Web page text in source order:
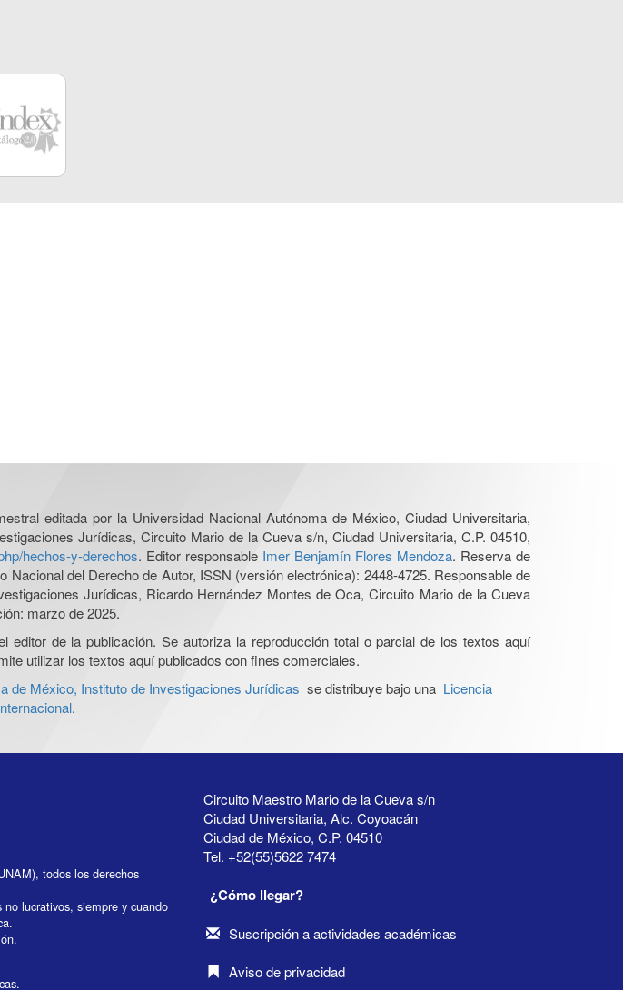
editada por la Universidad Nacional Autónoma de México, Ciudad Universitaria,
Jurídicas, Circuito Mario de la Cueva s/n, Ciudad Universitaria, C.P. 04510,
hechos-y-derechos. Editor responsable Imer Benjamín Flores Mendoza. Reserva de
del Derecho de Autor, ISSN (versión electrónica): 2448-4725. Responsable de
Jurídicas, Ricardo Hernández Montes de Oca, Circuito Mario de la Cueva
marzo de 2025.
de la publicación. Se autoriza la reproducción total o parcial de los textos aquí
utilizar los textos aquí publicados con fines comerciales.
de México, Instituto de Investigaciones Jurídicas se distribuye bajo una Licencia
.
todos los derechos
lucrativos, siempre y cuando
Circuito Maestro Mario de la Cueva s/n
Ciudad Universitaria, Alc. Coyoacán
Ciudad de México, C.P. 04510
Tel. +52(55)5622 7474
¿Cómo llegar?
Suscripción a actividades académicas
Aviso de privacidad